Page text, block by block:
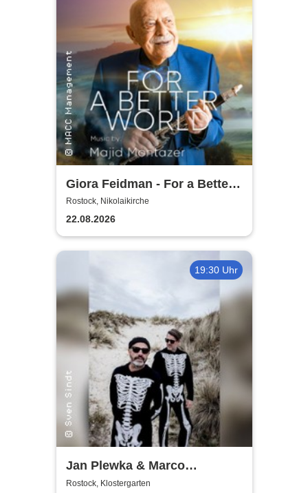
Giora Feidman - For a Better
World
Rostock, Nikolaikirche
22.08.2026
19:30 Uhr
Jan Plewka & Marco
Schmedtje - Between the
Rostock, Klostergarten